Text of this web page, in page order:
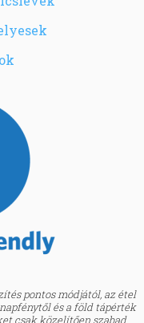
pontos módjától, az étel
és a föld tápérték
csak közelítően szabad